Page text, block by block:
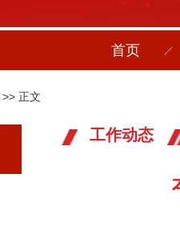
首页
>> 正文
工作动态